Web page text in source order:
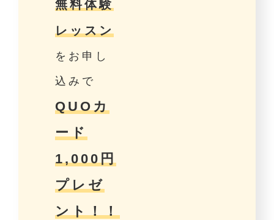
無料体験
レッスン
をお申し
込みで
QUOカ
ード
1,000円
プレゼ
ント！！